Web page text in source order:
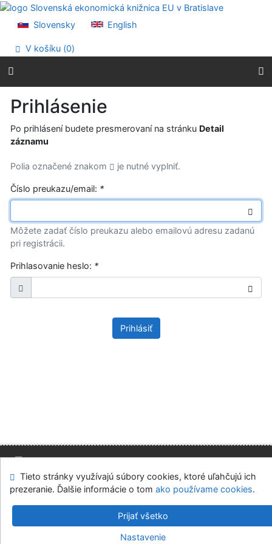
Prejsť na obsah
Prehlásenie o webovej prístupnosti
Slovensky English
V košíku (0)
Prihlásenie
Po prihlásení budete presmerovaní na stránku Detail
záznamu
Polia označené znakom je nutné vyplniť.
Číslo preukazu/email: *
Môžete zadať číslo preukazu alebo emailovú adresu zadanú
pri registrácii.
Prihlasovanie heslo: *
Prihlásiť
Mapa stránok Prístupnosť
Súkromie
Modul OpenSearch
Napíšte nám Nastavenie cookies
Slovenská ekonomická knižnica EU v Bratislave
v.4.8.63a-Cosmotron Slovakia, s.r.o.
Tieto stránky využívajú súbory cookies, ktoré uľahčujú ich
prezeranie. Ďalšie informácie o tom ako používame cookies.
Prijať všetko
Nastavenie